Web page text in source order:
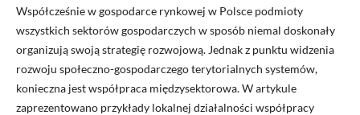
Współcześnie w gospodarce rynkowej w Polsce podmioty
wszystkich sektorów gospodarczych w sposób niemal doskonały
organizują swoją strategię rozwojową. Jednak z punktu widzenia
rozwoju społeczno-gospodarczego terytorialnych systemów,
konieczna jest współpraca międzysektorowa. W artykule
zaprezentowano przykłady lokalnej działalności współpracy